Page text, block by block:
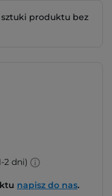
produktu bez
2 dni)
napisz do nas.